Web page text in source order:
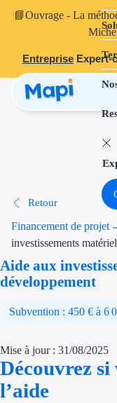
📘Ouvrage - La
Entreprise Expert-
Retour
Financement de projet
investissements
Aide aux
développement
Subvention : 450 € à 6
Mise à jour : 31/08/2025
Découvrez
l’aide